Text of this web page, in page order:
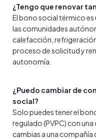
¿Tengo que renovar
El bono social térmico
las comunidades
calefacción,
proceso de solicitud y
autonomía.
¿Puedo cambiar de
social?
Solo puedes tener el
regulado (PVPC) con
cambias a una compañía